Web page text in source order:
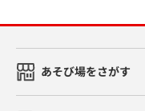
あそび場をさがす